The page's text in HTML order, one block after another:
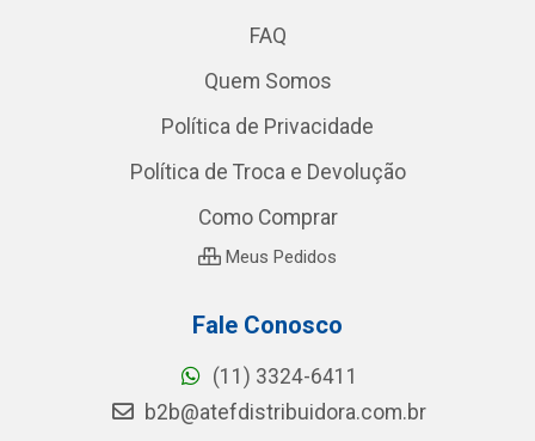
FAQ
Quem Somos
Política de Privacidade
Política de Troca e Devolução
Como Comprar
Meus Pedidos
Fale Conosco
(11) 3324-6411
b2b@atefdistribuidora.com.br